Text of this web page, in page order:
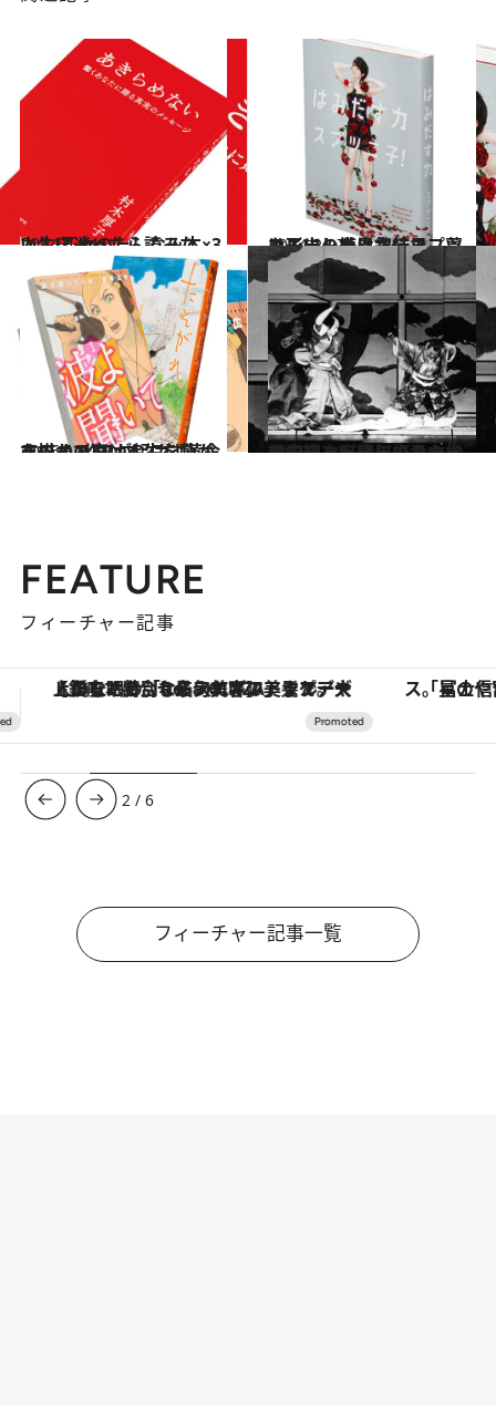
2014.4.24
人生に迷ったら読みたい！ 乙女のたしなみ本×3
カルチャー 2014.2.27
はみ出し続けた結果、夢を形にした異才・スプツニ子！の半自叙伝
カルチャー
2016.1.5
ラジオの声は人生を動かすのか？ DJが起こす革命を描く2作のマンガ
カルチャー 2016.1.31
高田純次が清川虹子の指輪を……？ 少年少女文学の内容を妄想してみた
カルチャー
FEATURE
フィーチャー記事
「星のや富士」でデジタルデトックス。冨士信仰の歴史を辿り、心身を調える。 【夏限定ディナーコース】旬を
3 /6
フィーチャー記事一覧